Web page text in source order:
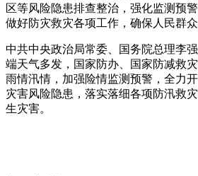
区等风险隐患排查整治，强化监测预
做好防灾救灾各项工作，确保人民群众
中共中央政治局常委、国务院总理李
端天气多发，国家防办、国家防减救
雨情汛情，加强险情监测预警，全力
灾害风险隐患，落实落细各项防汛救
生灾害。